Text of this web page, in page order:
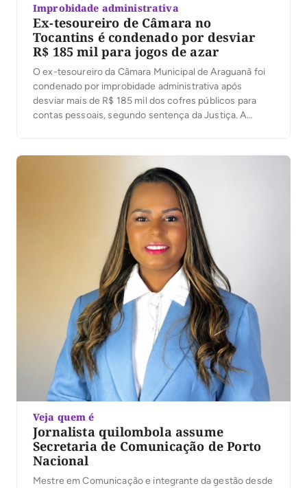
Improbidade administrativa
Ex-tesoureiro de Câmara no
Tocantins é condenado por desviar
R$ 185 mil para jogos de azar
O ex-tesoureiro da Câmara Municipal de Araguanã foi
condenado por improbidade administrativa após
desviar mais de R$ 185 mil dos cofres públicos para
contas pessoais, segundo sentença da Justiça. A
Xambioá. De acordo com o processo, o ex-servidor […]
Veja quem é
Jornalista quilombola assume
Secretaria de Comunicação de Porto
Nacional
Mestre em Comunicação e integrante da gestão desde